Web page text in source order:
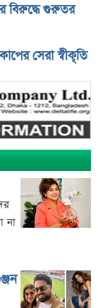
বিরুদ্ধে গুরুতর
সেরা স্বীকৃতি
না